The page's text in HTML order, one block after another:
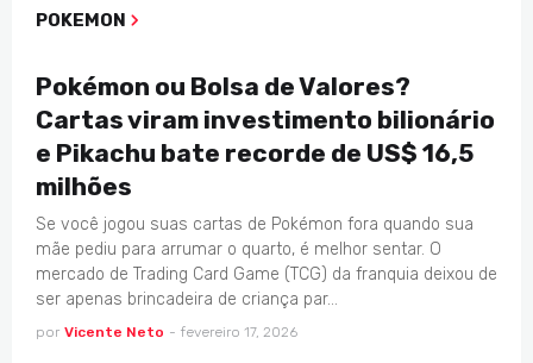
POKEMON
Pokémon ou Bolsa de Valores?
Cartas viram investimento bilionário
e Pikachu bate recorde de US$ 16,5
milhões
Se você jogou suas cartas de Pokémon fora quando sua
mãe pediu para arrumar o quarto, é melhor sentar. O
mercado de Trading Card Game (TCG) da franquia deixou de
ser apenas brincadeira de criança par…
por Vicente Neto - fevereiro 17, 2026